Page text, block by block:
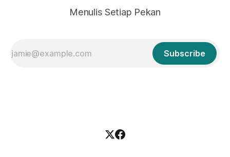
Menulis Setiap Pekan
Subscribe